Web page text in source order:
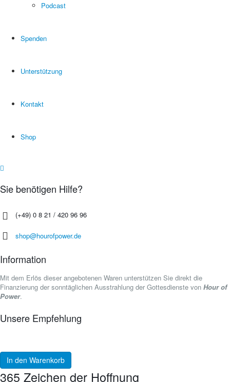
Podcast
Spenden
Unterstützung
Kontakt
Shop
Sie benötigen Hilfe?
(+49) 0 8 21 / 420 96 96
shop@hourofpower.de
Information
Mit dem Erlös dieser angebotenen Waren unterstützen Sie direkt die
Finanzierung der sonntäglichen Ausstrahlung der Gottesdienste von Hour of
Power.
Unsere Empfehlung
In den Warenkorb
365 Zeichen der Hoffnung